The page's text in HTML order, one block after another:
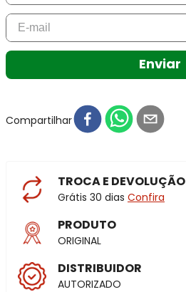
Enviar
Compartilhar
TROCA E DEVOLUÇÃO
Grátis 30 dias Confira
PRODUTO
ORIGINAL
DISTRIBUIDOR
AUTORIZADO